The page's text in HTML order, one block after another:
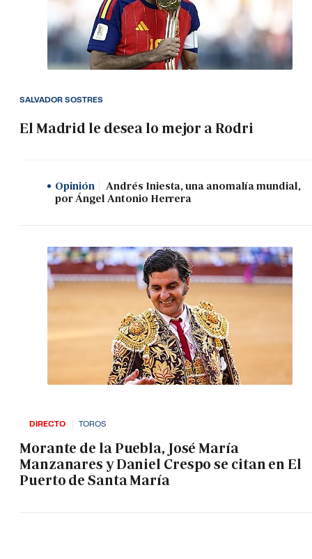
El Madrid le desea lo mejor a Rodri
SALVADOR SOSTRES
Opinión
Andrés Iniesta, una anomalía mundial,
por Ángel Antonio Herrera
DIRECTO TOROS
Morante de la Puebla, José María
Manzanares y Daniel Crespo se citan en El
Puerto de Santa María